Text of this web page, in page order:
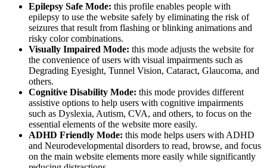
Epilepsy Safe Mode: this profile enables people with
epilepsy to use the website safely by eliminating the risk of
seizures that result from flashing or blinking animations and
risky color combinations.
Visually Impaired Mode: this mode adjusts the website for
the convenience of users with visual impairments such as
Degrading Eyesight, Tunnel Vision, Cataract, Glaucoma, and
others.
Cognitive Disability Mode: this mode provides different
assistive options to help users with cognitive impairments
such as Dyslexia, Autism, CVA, and others, to focus on the
essential elements of the website more easily.
ADHD Friendly Mode: this mode helps users with ADHD
and Neurodevelopmental disorders to read, browse, and focus
on the main website elements more easily while significantly